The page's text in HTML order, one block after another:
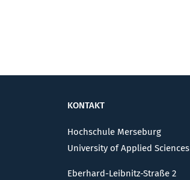
KONTAKT
Hochschule Merseburg
University of Applied Sciences
Eberhard-Leibnitz-Straße 2